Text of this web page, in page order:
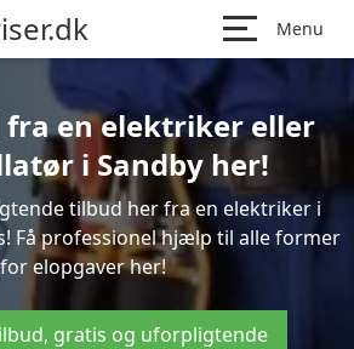
Menu
fra en elektriker eller
i Sandby her!
tilbud her fra en elektriker i
Få professionel hjælp til alle former
for elopgaver her!
gratis og uforpligtende